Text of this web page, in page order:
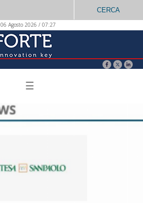
CERCA
06 Agosto 2026 / 07:27
☰